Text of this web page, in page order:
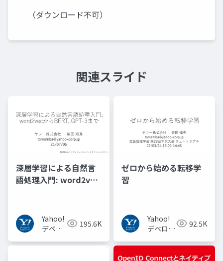
（ダウンロード不可）
関連スライド
深層学習による自然言
語処理入門: word2vec
Yahoo!
デベロ
ネット
195.6K
ゼロから始める転移学
習
Yahoo!
デベロッ
トワーク
92.5K